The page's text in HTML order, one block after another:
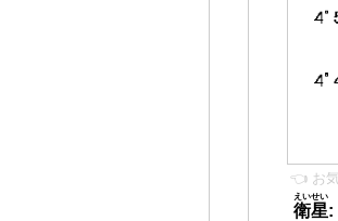
👈 お
衛星
えいせい
: